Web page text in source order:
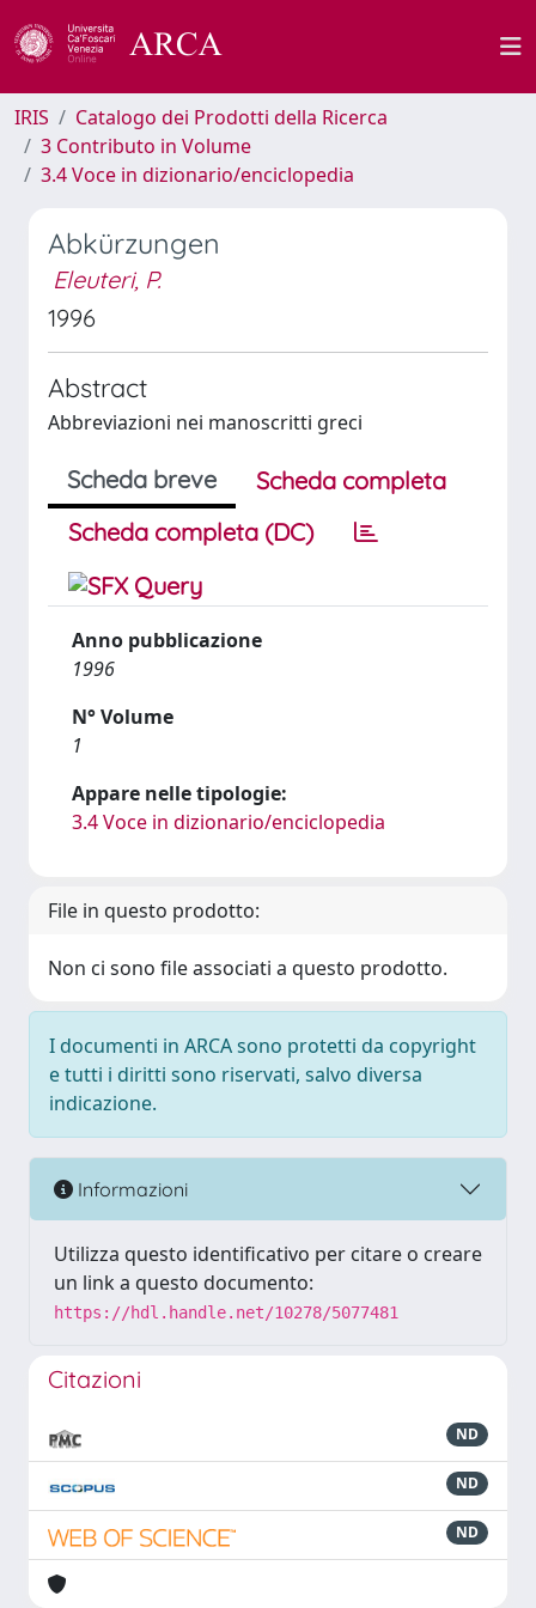
IRIS
Catalogo dei Prodotti della Ricerca
3 Contributo in Volume
3.4 Voce in dizionario/enciclopedia
Abkürzungen
Eleuteri, P.
1996
Abstract
Abbreviazioni nei manoscritti greci
Scheda breve
Scheda completa
Scheda completa (DC)
Anno pubblicazione
1996
N° Volume
1
Appare nelle tipologie:
3.4 Voce in dizionario/enciclopedia
File in questo prodotto:
Non ci sono file associati a questo prodotto.
I documenti in ARCA sono protetti da copyright
e tutti i diritti sono riservati, salvo diversa
indicazione.
Informazioni
Utilizza questo identificativo per citare o creare
un link a questo documento:
https://hdl.handle.net/10278/5077481
Citazioni
ND
ND
ND